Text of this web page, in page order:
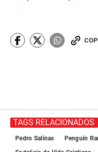
TAGS RELACIONADOS
Pedro Salinas
Penguin